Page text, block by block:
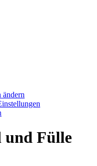
ändern
und Fülle